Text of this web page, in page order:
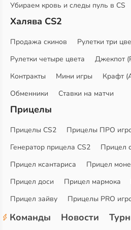
Убираем кровь и следы пуль в CS
Халява CS2
Продажа скинов
Рулетки три
Рулетки четыре цвета
Джекпот
Контракты
Мини игры Крафт
Обменники
Ставки на матчи
Прицелы
Прицелы CS2
Прицелы ПРО
Генератор прицела CS2
Прицел
Прицел ксантариса
Прицел
Прицел доси
Прицел мармока
Прицел зайву
Прицелы PRO
Команды Новости